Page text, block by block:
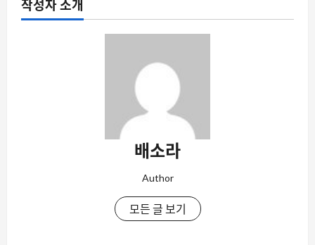
작성자 소개
배소라
Author
모든 글 보기